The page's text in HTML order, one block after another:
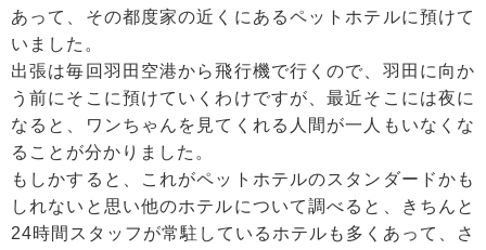
あって、その都度家の近くにあるペットホテルに預けて
いました。
出張は毎回羽田空港から飛行機で行くので、羽田に向か
う前にそこに預けていくわけですが、最近そこには夜に
なると、ワンちゃんを見てくれる人間が一人もいなくな
ることが分かりました。
もしかすると、これがペットホテルのスタンダードかも
しれないと思い他のホテルについて調べると、きちんと
24時間スタッフが常駐しているホテルも多くあって、さ